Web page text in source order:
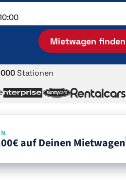
Mietwagen finden
Stationen
auf Deinen Mietwagen